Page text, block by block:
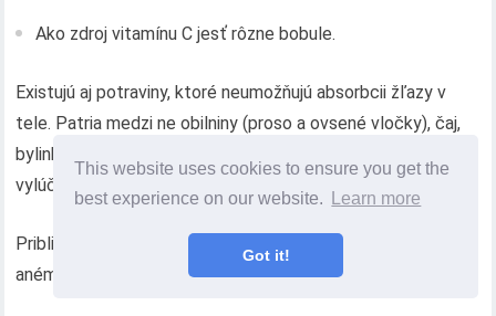
This website uses cookies to ensure you get the
best experience on our website.
Learn more
Got it!
Ako zdroj vitamínu C jesť rôzne bobule.
Existujú aj potraviny, ktoré neumožňujú absorbcii žľazy v
tele. Patria medzi ne obilniny (proso a ovsené vločky), čaj,
bylinky, plnotučné mlieko, káva, tučné jedlá. Mali by byť
vylúčení z menu.
Približná ponuka na 1 deň pre osobu s hypochrómnou
anémiou: